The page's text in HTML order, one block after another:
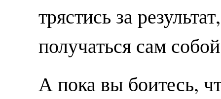
трястись за
получаться сам
А пока вы боитесь,